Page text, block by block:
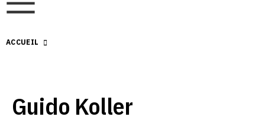
ACCUEIL
Guido Koller